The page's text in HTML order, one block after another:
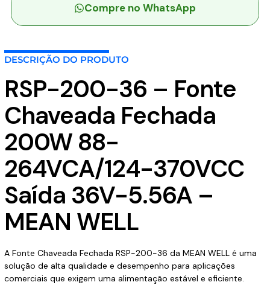
264VCA/124-
36V-
MEAN
WELL
quantidade
Compre no WhatsApp
DESCRIÇÃO DO PRODUTO
RSP-200-36 – Fonte
Chaveada Fechada
200W 88-
264VCA/124-370VCC
Saída 36V-5.56A –
MEAN WELL
A Fonte Chaveada Fechada RSP-200-36 da MEAN WELL é uma
solução de alta qualidade e desempenho para aplicações
comerciais que exigem uma alimentação estável e eficiente.